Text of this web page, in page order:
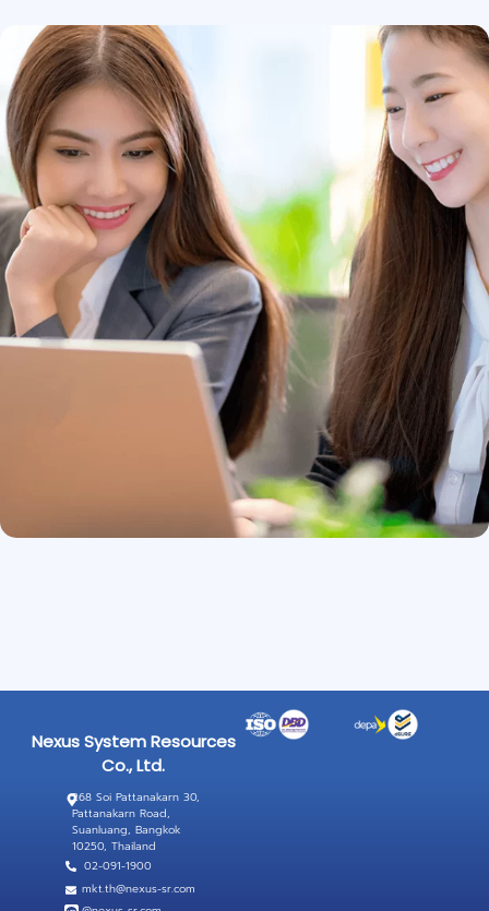
Nexus System Resources
Co., Ltd.
268 Soi Pattanakarn 30,
Pattanakarn Road,
Suanluang, Bangkok
10250, Thailand
02-091-1900
mkt.th@nexus-sr.com